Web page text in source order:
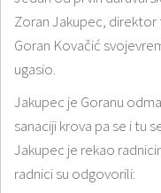
Zoran Jakupec,
Goran Kovačić
ugasio.
Jakupec je Goranu
sanaciji krova pa se i tu
Jakupec je rekao
radnici su odgovorili: